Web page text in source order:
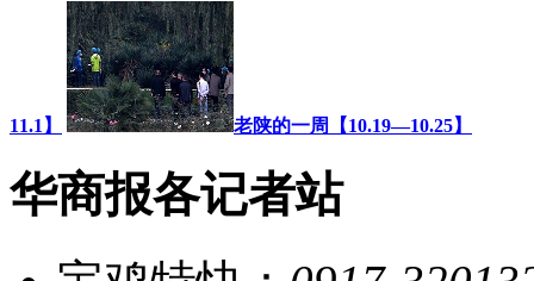
11.1】 老陕的一周【10.19—10.25】
华商报各记者站